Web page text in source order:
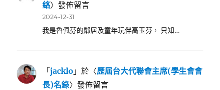
絡〉發佈留言
2024-12-31
我是魯佩芬的鄰居及童年玩伴高玉芬， 只知…
「jacklo 」於〈歷屆台大代聯會主席(學生會會
長)名錄〉發佈留言